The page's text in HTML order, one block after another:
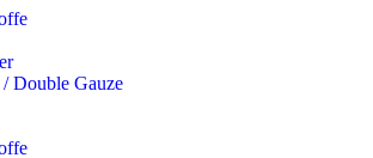
Double Gauze